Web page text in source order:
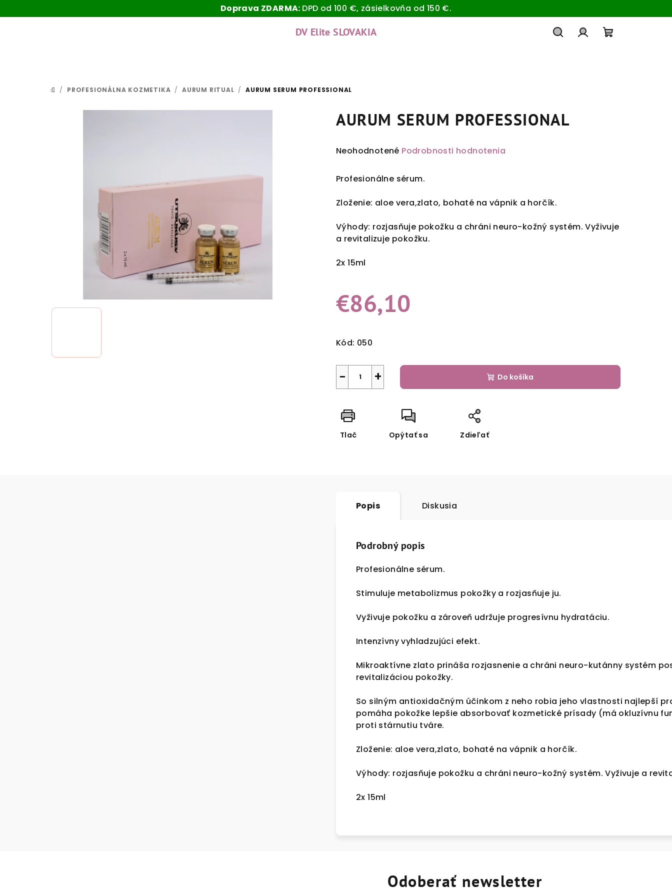
Doprava ZDARMA: DPD od 100 €, zásielkovňa od 150 €.
DV Elite SLOVAKIA
DOMOV
/ PROFESIONÁLNA KOZMETIKA / AURUM RITUAL / AURUM SERUM PROFESSIONAL
AURUM SERUM PROFESSIONAL
Priemerné
produktu
0,0
5
hviezdičiek.
Neohodnotené Podrobnosti hodnotenia
Profesionálne sérum.
Zloženie: aloe vera,zlato, bohaté na vápnik a horčík.
Výhody: rozjasňuje pokožku a chráni neuro-kožný systém. Vyživuje
a revitalizuje pokožku.
2x 15ml
€86,10
cena:
Kód: 050
+
− Do košíka
Tlač Opýtať sa Zdieľať
Popis Diskusia
Podrobný popis
Profesionálne sérum.
Stimuluje metabolizmus pokožky a rozjasňuje ju.
Vyživuje pokožku a zároveň udržuje progresívnu hydratáciu.
Intenzívny vyhladzujúci efekt.
Mikroaktívne zlato prináša rozjasnenie a chráni neuro-kutánny systém
revitalizáciou pokožky.
So silným antioxidačným účinkom z neho robia jeho vlastnosti najlepší
pomáha pokožke lepšie absorbovať kozmetické prísady (má okluzívnu
proti stárnutiu tváre.
Zloženie: aloe vera,zlato, bohaté na vápnik a horčík.
Výhody: rozjasňuje pokožku a chráni neuro-kožný systém. Vyživuje a
2x 15ml
Odoberať newsletter